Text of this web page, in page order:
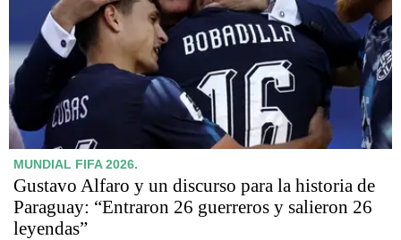
MUNDIAL FIFA 2026.
Gustavo Alfaro y un discurso para la historia de
Paraguay: “Entraron 26 guerreros y salieron 26
leyendas”